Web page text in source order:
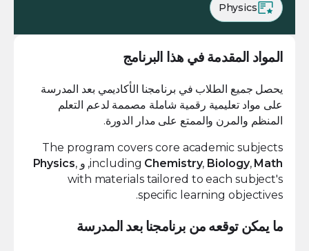
Physics
المواد المقدمة في هذا البرنامج
يحصل جميع الطلاب في برنامجنا الأكاديمي بعد المدرسة
على مواد تعليمية رقمية شاملة مصممة لدعم التعلم
المنظم والمرن والممتع على مدار الدورة.
The program covers core academic subjects
including Chemistry, Biology, Math , وPhysics,
with materials tailored to each subject's
specific learning objectives.
ما يمكن توقعه من برنامجنا بعد المدرسة